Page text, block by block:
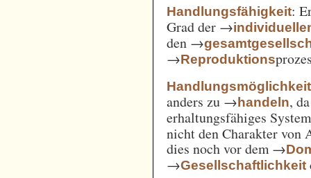
Handlungsfähigkeit:
Grad der →
den →
→Reproduktions
Handlungsmöglichkeit
anders zu →handeln,
erhaltungsfähiges
nicht den Charakter von
dies noch vor dem →
→Gesellschaftlichkeit